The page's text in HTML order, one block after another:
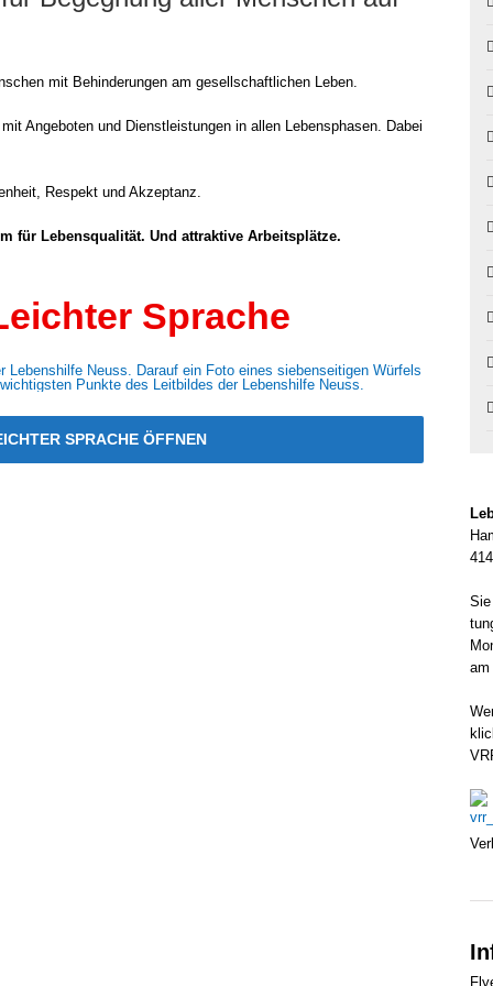
mit Behin­de­run­gen am gesell­schaft­li­chen Leben.
Ange­bo­ten und Dienst­leis­tun­gen in allen Lebens­pha­sen. Dabei
Respekt und Akzep­tanz.
für Lebens­qua­li­tät. Und attrak­ti­ve Arbeits­plät­ze.
Sprache
SPRA­CHE ÖFF­NEN
am